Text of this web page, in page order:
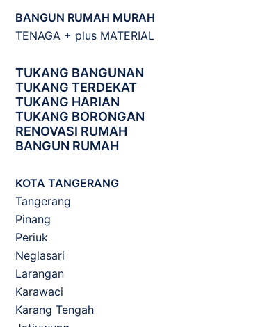
BANGUN RUMAH MURAH
TENAGA + plus MATERIAL
TUKANG BANGUNAN
TUKANG TERDEKAT
TUKANG HARIAN
TUKANG BORONGAN
RENOVASI RUMAH
BANGUN RUMAH
KOTA TANGERANG
Tangerang
Pinang
Periuk
Neglasari
Larangan
Karawaci
Karang Tengah